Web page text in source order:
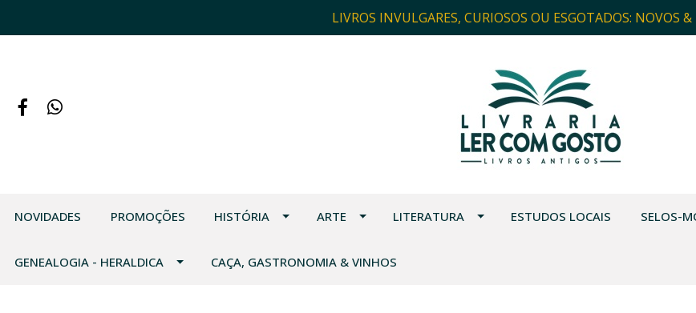
LIVROS INVULGARES, CURIOSOS OU ESGOTADOS: NOVOS &
NOVIDADES PROMOÇÕES HISTÓRIA ARTE LITERATURA ESTUDOS LOCAIS SELOS-
GENEALOGIA - HERALDICA CAÇA, GASTRONOMIA & VINHOS